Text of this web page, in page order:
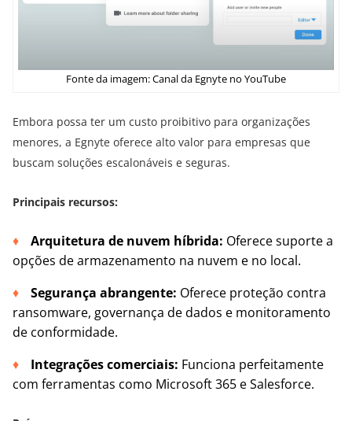
Fonte da imagem: Canal da Egnyte no YouTube
Embora possa ter um custo proibitivo para organizações
menores, a Egnyte oferece alto valor para empresas que
buscam soluções escalonáveis e seguras.
Principais recursos:
Arquitetura de nuvem híbrida: Oferece suporte a
opções de armazenamento na nuvem e no local.
Segurança abrangente: Oferece proteção contra
ransomware, governança de dados e monitoramento
de conformidade.
Integrações comerciais: Funciona perfeitamente
com ferramentas como Microsoft 365 e Salesforce.